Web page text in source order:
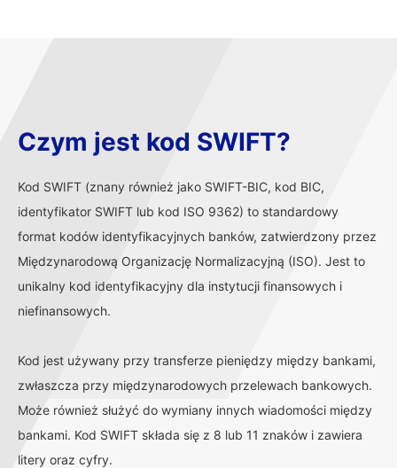
Czym jest kod SWIFT?
Kod SWIFT (znany również jako SWIFT-BIC, kod BIC,
identyfikator SWIFT lub kod ISO 9362) to standardowy
format kodów identyfikacyjnych banków, zatwierdzony przez
Międzynarodową Organizację Normalizacyjną (ISO). Jest to
unikalny kod identyfikacyjny dla instytucji finansowych i
niefinansowych.
Kod jest używany przy transferze pieniędzy między bankami,
zwłaszcza przy międzynarodowych przelewach bankowych.
Może również służyć do wymiany innych wiadomości między
bankami. Kod SWIFT składa się z 8 lub 11 znaków i zawiera
litery oraz cyfry.